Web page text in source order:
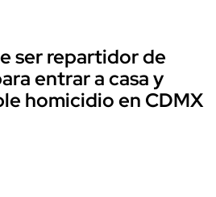
ser repartidor de
entrar a casa y
homicidio en CDMX